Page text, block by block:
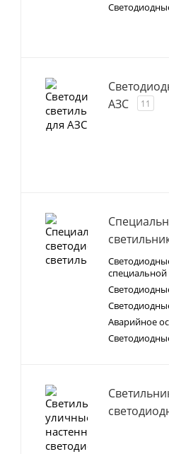
АЗС
11
специальной
Аварийное